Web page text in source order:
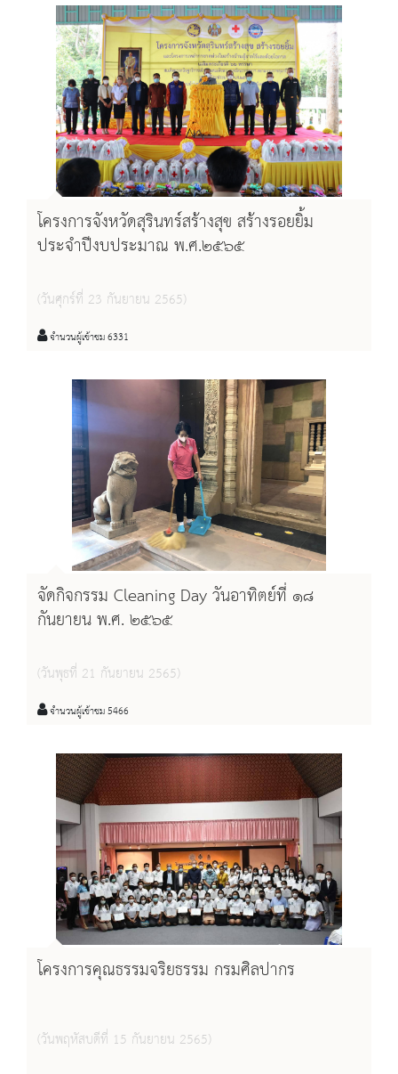
โครงการจังหวัดสุรินทร์สร้างสุข สร้างรอยยิ้ม
ประจำปีงบประมาณ พ.ศ.๒๕๖๕
(วันศุกร์ที่ 23 กันยายน 2565)
จำนวนผู้เข้าชม 6331
จัดกิจกรรม Cleaning Day วันอาทิตย์ที่ ๑๘
กันยายน พ.ศ. ๒๕๖๕
(วันพุธที่ 21 กันยายน 2565)
จำนวนผู้เข้าชม 5466
โครงการคุณธรรมจริยธรรม กรมศิลปากร
(วันพฤหัสบดีที่ 15 กันยายน 2565)